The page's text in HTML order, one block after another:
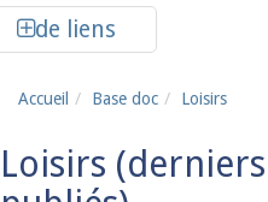
de liens
Accueil Base doc Loisirs
Loisirs